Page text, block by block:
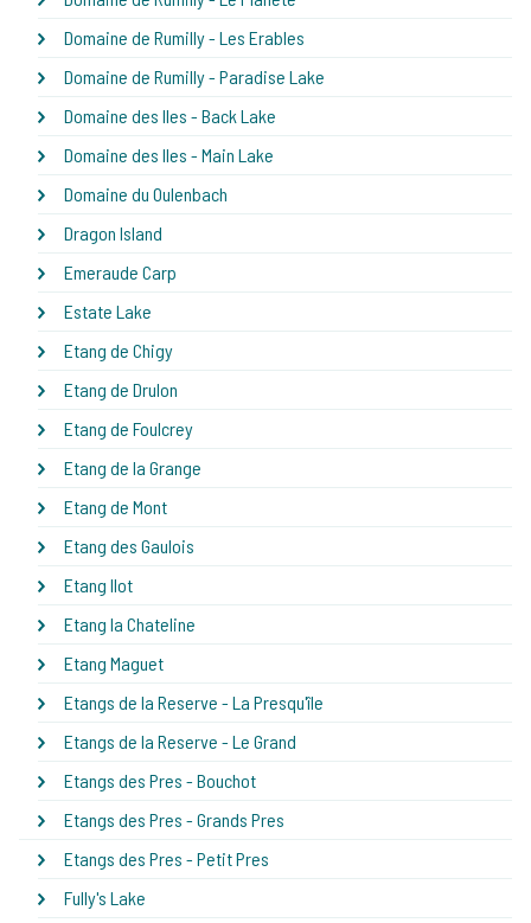
Domaine de Rumilly - Les Erables
Domaine de Rumilly - Paradise Lake
Domaine des Iles - Back Lake
Domaine des Iles - Main Lake
Domaine du Oulenbach
Dragon Island
Emeraude Carp
Estate Lake
Etang de Chigy
Etang de Drulon
Etang de Foulcrey
Etang de la Grange
Etang de Mont
Etang des Gaulois
Etang Ilot
Etang la Chateline
Etang Maguet
Etangs de la Reserve - La Presqu'île
Etangs de la Reserve - Le Grand
Etangs des Pres - Bouchot
Etangs des Pres - Grands Pres
Etangs des Pres - Petit Pres
Fully's Lake